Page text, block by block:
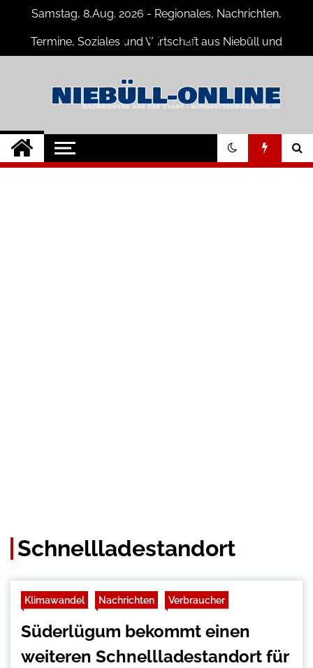
content
Samstag, 8,Aug. 2026 - Regionales, Nachrichten,
Termine, Soziales und Wirtschaft aus Niebüll und
Niebüll-Online
Neuigkeiten und Nachrichten aus
Niebüll und Umgebung
Schnellladestandort
Klimawandel Nachrichten Verbraucher
Süderlügum bekommt einen
weiteren Schnellladestandort für